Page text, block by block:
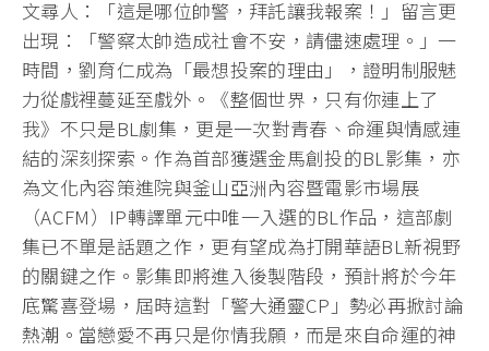
文尋人：「這是哪位帥警，拜託讓我報案！」留言更
出現：「警察太帥造成社會不安，請儘速處理。」一
時間，劉育仁成為「最想投案的理由」，證明制服魅
力從戲裡蔓延至戲外。《整個世界，只有你連上了
我》不只是BL劇集，更是一次對青春、命運與情感連
結的深刻探索。作為首部獲選金馬創投的BL影集，亦
為文化內容策進院與釜山亞洲內容暨電影市場展
（ACFM）IP轉譯單元中唯一入選的BL作品，這部劇
集已不單是話題之作，更有望成為打開華語BL新視野
的關鍵之作。影集即將進入後製階段，預計將於今年
底驚喜登場，屆時這對「警大通靈CP」勢必再掀討論
熱潮。當戀愛不再只是你情我願，而是來自命運的神